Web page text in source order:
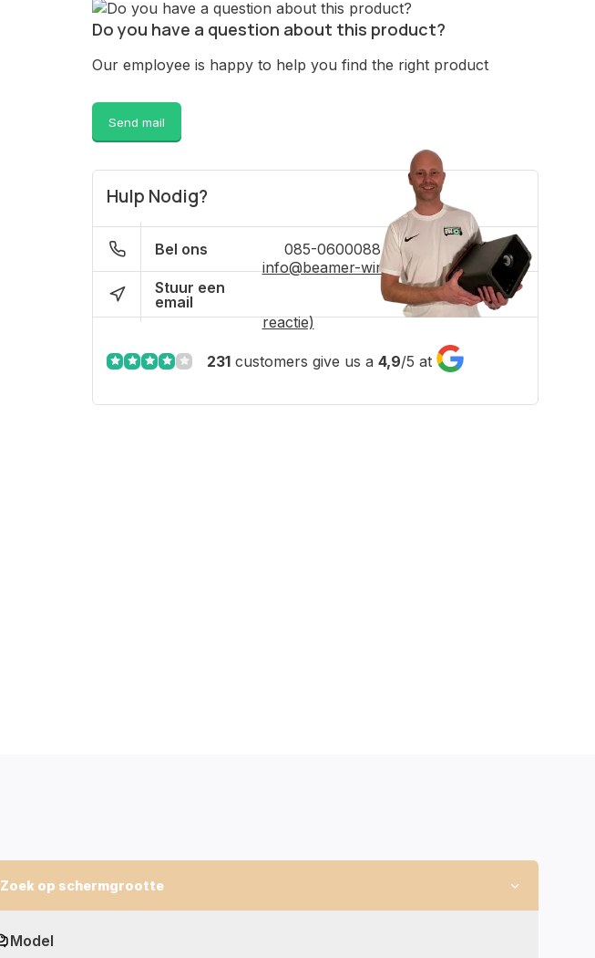
Do you have a question about this product?
Our employee is happy to help you find the right product
Send mail
Hulp Nodig?
Bel ons 085-0600088
Stuur een
email
info@beamer-winkel.nl (binnen 4 uur
reactie)
231 customers give us a 4,9/5 at
Zoek op schermgrootte
Model